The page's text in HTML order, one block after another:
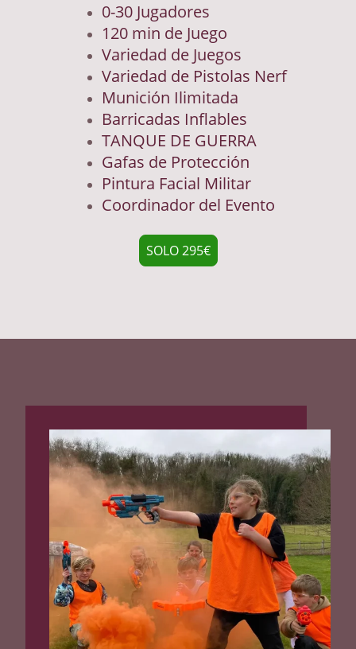
0-30 Jugadores
120 min de Juego
Variedad de Juegos
Variedad de Pistolas Nerf
Munición Ilimitada
Barricadas Inflables
TANQUE DE GUERRA
Gafas de Protección
Pintura Facial Militar
Coordinador del Evento
SOLO 295€